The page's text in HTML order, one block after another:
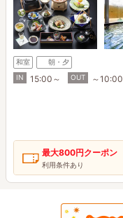
和室
朝・夕
IN
15:00～ OUT ～10:00
最大800円クーポン
利用条件あり